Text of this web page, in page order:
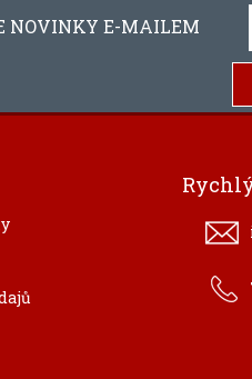
NOVINKY E-MAILEM